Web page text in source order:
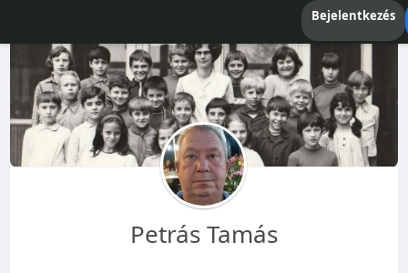
Bejelentkezés
Petrás Tamás